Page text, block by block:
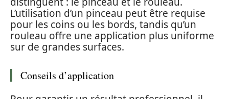
L’utilisation d’un pinceau peut être requise
pour les coins ou les bords, tandis qu’un
rouleau offre une application plus uniforme
sur de grandes surfaces.
Conseils d’application